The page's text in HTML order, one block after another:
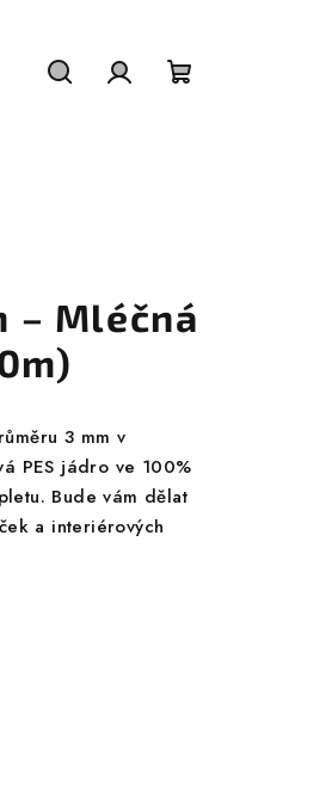
– Mléčná
3 mm v
PES jádro ve 100%
Bude vám dělat
a interiérových